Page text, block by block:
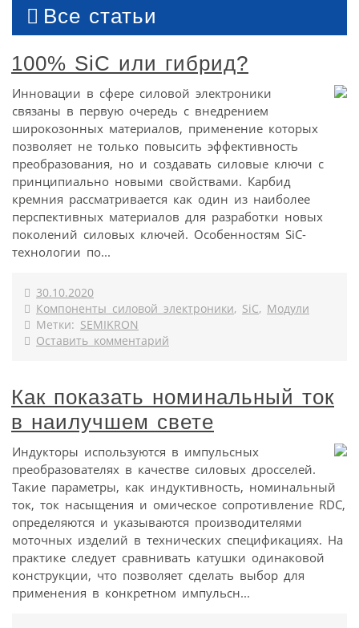
Все статьи
100% SiC или гибрид?
Инновации в сфере силовой электроники
связаны в первую очередь с внедрением
широкозонных материалов, применение которых
позволяет не только повысить эффективность
преобразования, но и создавать силовые ключи с
принципиально новыми свойствами. Карбид
кремния рассматривается как один из наиболее
перспективных материалов для разработки новых
поколений силовых ключей. Особенностям SiC-
технологии по...
30.10.2020
Компоненты силовой электроники, SiC, Модули
Метки: SEMIKRON
Оставить комментарий
Как показать номинальный ток
в наилучшем свете
Индукторы используются в импульсных
преобразователях в качестве силовых дросселей.
Такие параметры, как индуктивность, номинальный
ток, ток насыщения и омическое сопротивление RDC,
определяются и указываются производителями
моточных изделий в технических спецификациях. На
практике следует сравнивать катушки одинаковой
конструкции, что позволяет сделать выбор для
применения в конкретном импульсн...